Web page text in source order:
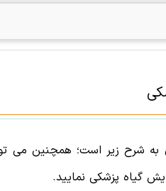
به شرح زیر است؛ همچنین می
گیاه پزشکی نمایید.